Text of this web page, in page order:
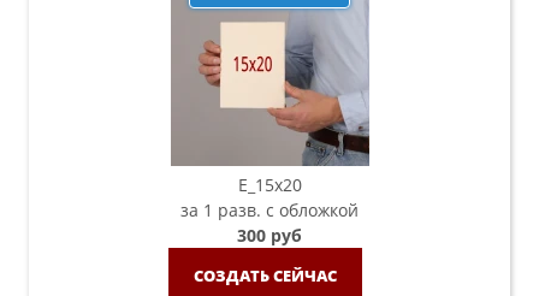
E_15х20
за 1 разв. с обложкой
300 руб
СОЗДАТЬ СЕЙЧАС